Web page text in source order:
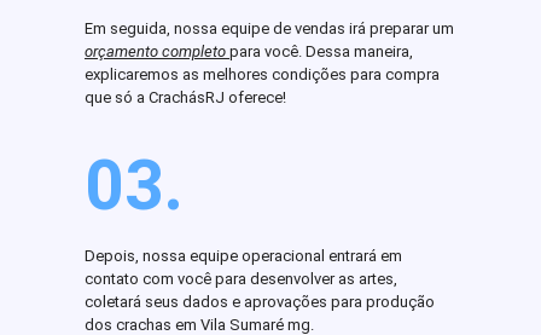
Em seguida, nossa equipe de vendas irá preparar um
orçamento completo para você. Dessa maneira,
explicaremos as melhores condições para compra
que só a CrachásRJ oferece!
03.
Depois, nossa equipe operacional entrará em
contato com você para desenvolver as artes,
coletará seus dados e aprovações para produção
dos crachas em Vila Sumaré mg.